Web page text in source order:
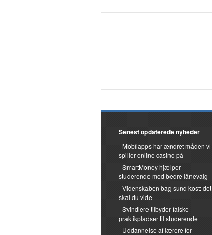
Senest opdaterede nyheder
Mobilapps har ændret måden vi
spiller online casino på
SmartMoney hjælper
studerende med bedre lånevalg
Videnskaben bag sund kost: det
skal du vide
Svindlere tilbyder falske
praktikpladser til studerende
Uddannelse af lærere for